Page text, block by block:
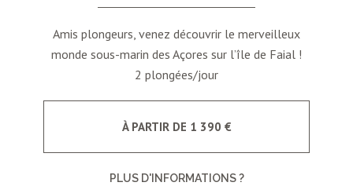
Amis plongeurs, venez découvrir le merveilleux
monde sous-marin des Açores sur l’île de Faial !
2 plongées/jour
À PARTIR DE 1 390 €
PLUS D'INFORMATIONS ?